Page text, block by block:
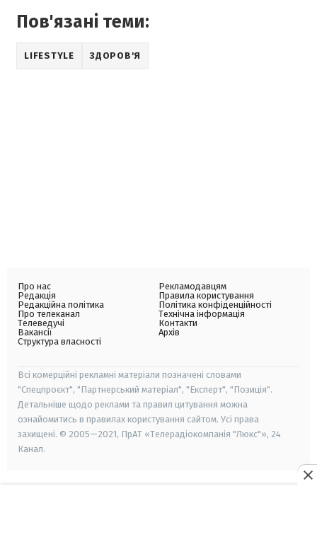
Пов'язані теми:
LIFESTYLE ЗДОРОВ'Я
Про нас
Редакція
Редакційна політика
Про телеканал
Телеведучі
Вакансії
Структура власності
Рекламодавцям
Правила користування
Політика конфіденційності
Технічна інформація
Контакти
Архів
Всі комерційні рекламні матеріали позначені словами
"Спецпроєкт", "Партнерський матеріал", "Експерт", "Позиція".
Детальніше щодо реклами та правил цитування можна
ознайомитись в правилах користування сайтом. Усі права
захищені. © 2005—2021, ПрАТ «Телерадіокомпанія "Люкс"», 24
Канал.